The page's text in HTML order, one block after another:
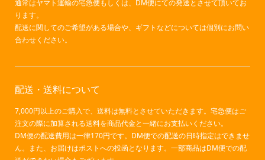
通常はヤマト運輸の宅急便もしくは、DM便にての発送とさせて頂いてお
ります。
配送に関してのご希望がある場合や、ギフトなどについては個別にお問い
合わせください。
配送・送料について
7,000円以上のご購入で、送料は無料とさせていただきます。宅急便はご
注文の際に加算される送料を商品代金と一緒にお支払いください。
DM便の配送費用は一律170円です。DM便での配送の日時指定はできませ
ん。また、お届けはポストへの投函となります。一部商品はDM便での配